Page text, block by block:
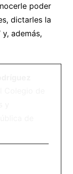
poder
dictarles la
además,